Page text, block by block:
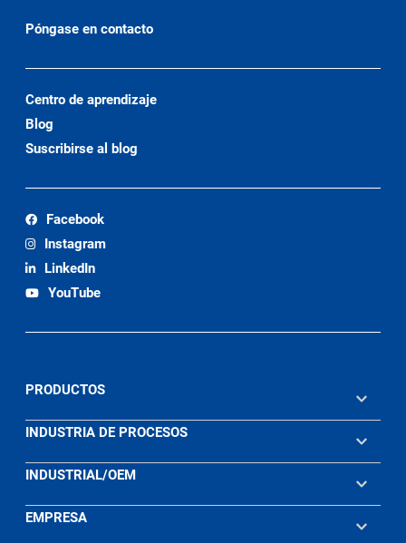
Póngase en contacto
Centro de aprendizaje
Blog
Suscribirse al blog
Facebook
Instagram
LinkedIn
YouTube
PRODUCTOS
INDUSTRIA DE PROCESOS
INDUSTRIAL/OEM
EMPRESA